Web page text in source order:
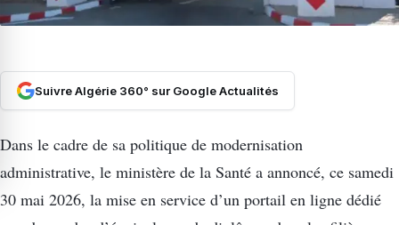
Suivre Algérie 360° sur Google Actualités
Dans le cadre de sa politique de modernisation
administrative, le ministère de la Santé a annoncé, ce samedi
30 mai 2026, la mise en service d’un portail en ligne dédié